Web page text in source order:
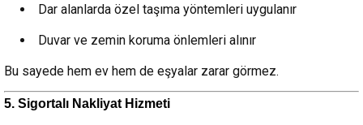
Dar alanlarda özel taşıma yöntemleri uygulanır
Duvar ve zemin koruma önlemleri alınır
Bu sayede hem ev hem de eşyalar zarar görmez.
5. Sigortalı Nakliyat Hizmeti